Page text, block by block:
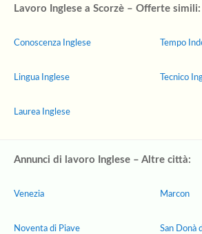
Lavoro Inglese a Scorzè – Offerte simili:
Conoscenza Inglese
Lingua Inglese
Laurea Inglese
Tempo
Tecnico
Annunci di lavoro Inglese – Altre città:
Venezia
Noventa di Piave
Marcon
San Donà